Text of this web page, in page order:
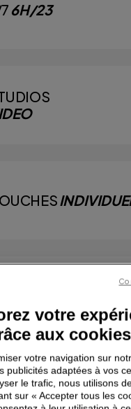
6H/23
A
votre
aux cookies
votre navigation sur
publicités adaptées à vos
le trafic, nous utilisons
sur « Accepter tous les